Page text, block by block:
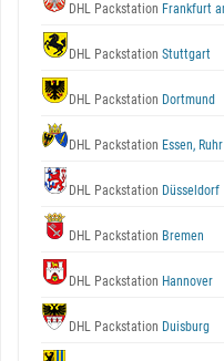
DHL Packstation Frankfurt
DHL Packstation Stuttgart
DHL Packstation Dortmund
DHL Packstation Essen, Ruhr
DHL Packstation Düsseldorf
DHL Packstation Bremen
DHL Packstation Hannover
DHL Packstation Duisburg